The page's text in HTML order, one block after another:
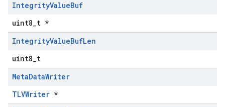
IntegrityValueBuf
uint8_t *
IntegrityValueBufLen
uint8_t
MetaDataWriter
TLVWriter *